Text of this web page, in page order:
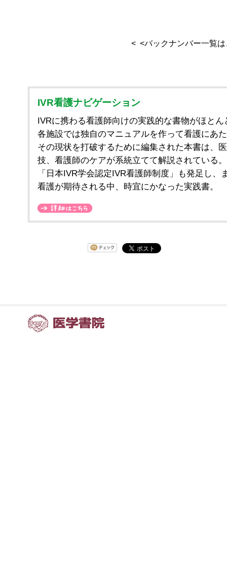
< <バックナンバー一覧
IVR看護ナビゲーション
IVRに携わる看護師向けの実践的な書物がほとん
各施設では独自のマニュアルを作って看護にあ
その現状を打破するために編集された本書は、
技、看護師のケアが系統立てて解説されている
「日本IVR学会認定IVR看護師制度」も発足し、
看護が期待される中、時宜にかなった実践書。